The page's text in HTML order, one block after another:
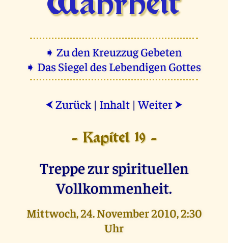
➧ Zu den Kreuzzug Gebeten
➧ Das Siegel des Lebendigen Gottes
⮜ Zurück | Inhalt |Weiter ⮞
- Kapitel 19 -
Treppe zur spirituellen
Vollkommenheit.
Mittwoch, 24. November 2010, 2:30
Uhr